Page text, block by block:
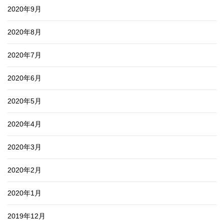
2020年9月
2020年8月
2020年7月
2020年6月
2020年5月
2020年4月
2020年3月
2020年2月
2020年1月
2019年12月